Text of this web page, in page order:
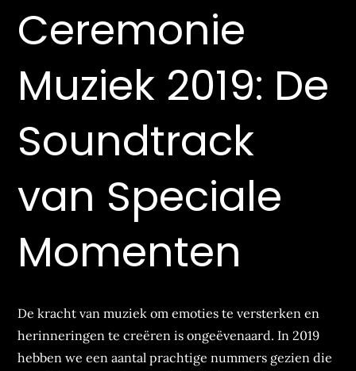
Ceremonie
Muziek 2019: De
Soundtrack
van Speciale
Momenten
De kracht van muziek om emoties te versterken en
herinneringen te creëren is ongeëvenaard. In 2019
hebben we een aantal prachtige nummers gezien die